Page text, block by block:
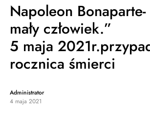
Napoleon
mały człowiek.”
5 maja
rocznica śmierci
Administrator
4 maja 2021